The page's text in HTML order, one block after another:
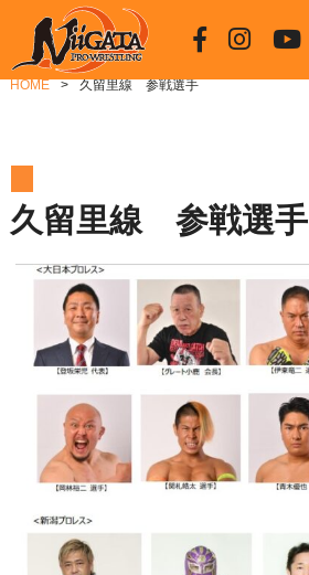
HOME 久留里線 参戦選手
久留里線 参戦選手